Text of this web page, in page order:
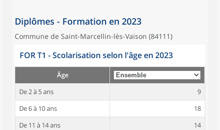
Diplômes - Formation en 2023
Commune de Saint-Marcellin-lès-Vaison (84111)
FOR T1 - Scolarisation selon l'âge en 2023
Âge
De 2 à 5 ans
9
De 6 à 10 ans
18
De 11 à 14 ans
14